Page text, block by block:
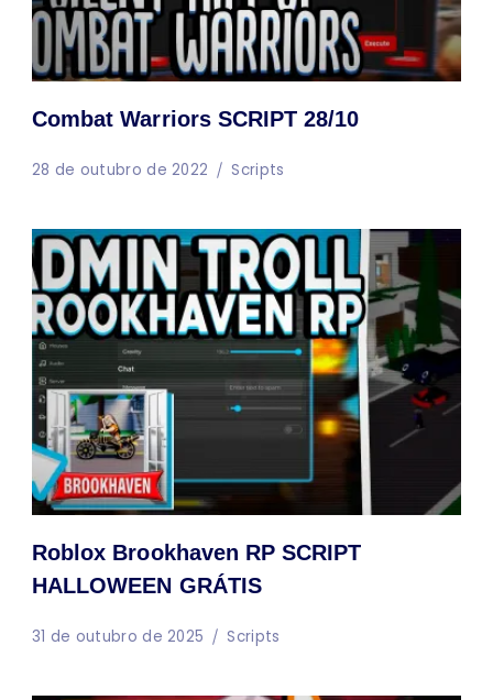
Combat Warriors SCRIPT 28/10
28 de outubro de 2022 Scripts
Roblox Brookhaven RP SCRIPT
HALLOWEEN GRÁTIS
31 de outubro de 2025 Scripts